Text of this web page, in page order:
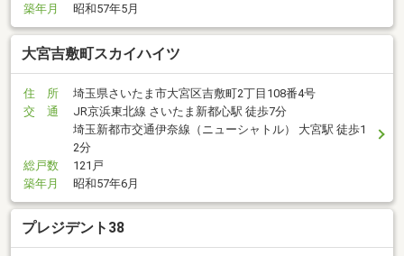
築年月
昭和57年5月
大宮吉敷町スカイハイツ
住 所
埼玉県さいたま市大宮区吉敷町2丁目108番4号
交 通
JR京浜東北線 さいたま新都心駅 徒歩7分
埼玉新都市交通伊奈線（ニューシャトル） 大宮駅 徒歩1
2分
総戸数
121戸
築年月
昭和57年6月
プレジデント38